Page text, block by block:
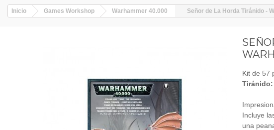
Inicio Games Workshop Warhammer 40.000 Señor de La Horda Tiránido -
Kit de 57
Tiránido:
Incluye
una